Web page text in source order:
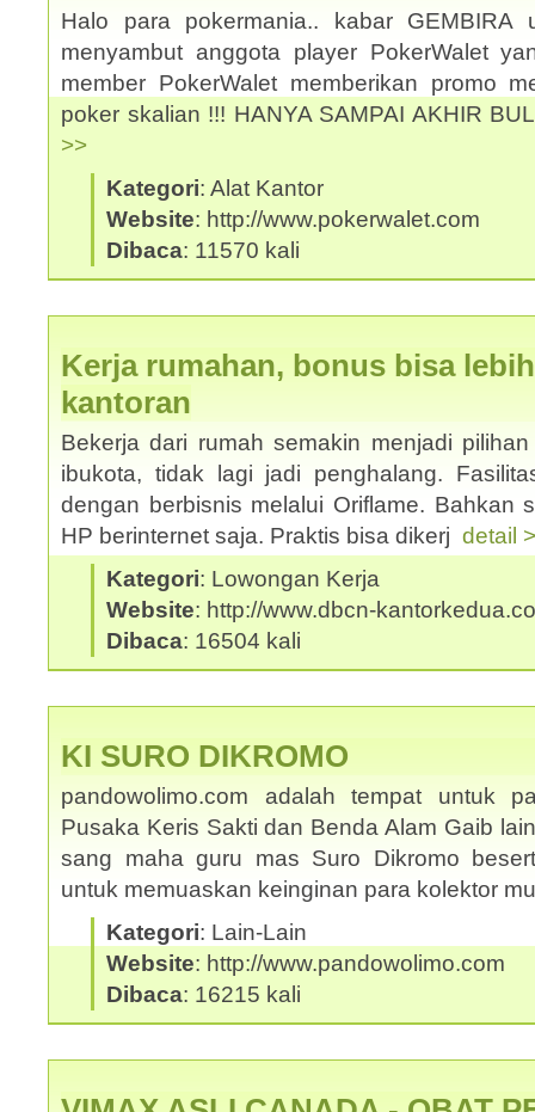
Halo para pokermania.. kabar GEMBIRA
menyambut anggota player PokerWalet
member PokerWalet memberikan promo
poker skalian !!! HANYA SAMPAI AKHIR
>>
Kategori: Alat Kantor
Website: http://www.pokerwalet.com
Dibaca: 11570 kali
Kerja rumahan, bonus bisa
kantoran
Bekerja dari rumah semakin menjadi
ibukota, tidak lagi jadi penghalang.
dengan berbisnis melalui Oriflame. Bahkan
HP berinternet saja. Praktis bisa dikerj detail
Kategori: Lowongan Kerja
Website: http://www.dbcn-
Dibaca: 16504 kali
KI SURO DIKROMO
pandowolimo.com adalah tempat untuk
Pusaka Keris Sakti dan Benda Alam Gaib
sang maha guru mas Suro Dikromo
untuk memuaskan keinginan para kolektor
Kategori: Lain-Lain
Website: http://www.pandowolimo.com
Dibaca: 16215 kali